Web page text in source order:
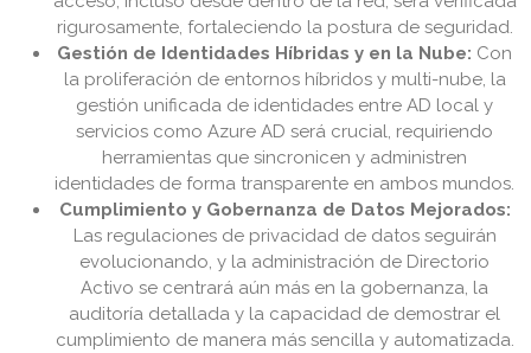
rigurosamente, fortaleciendo la postura de seguridad.
Gestión de Identidades Híbridas y en la Nube: Con
la proliferación de entornos híbridos y multi-nube, la
gestión unificada de identidades entre AD local y
servicios como Azure AD será crucial, requiriendo
herramientas que sincronicen y administren
identidades de forma transparente en ambos mundos.
Cumplimiento y Gobernanza de Datos Mejorados:
Las regulaciones de privacidad de datos seguirán
evolucionando, y la administración de Directorio
Activo se centrará aún más en la gobernanza, la
auditoría detallada y la capacidad de demostrar el
cumplimiento de manera más sencilla y automatizada.